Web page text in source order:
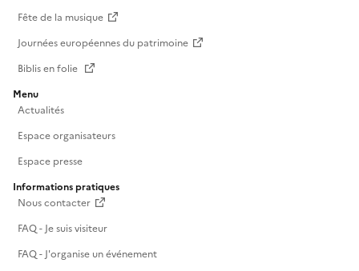
Fête de la musique
Journées européennes du patrimoine
Biblis en folie
Menu
Actualités
Espace organisateurs
Espace presse
Informations pratiques
Nous contacter
FAQ - Je suis visiteur
FAQ - J'organise un événement